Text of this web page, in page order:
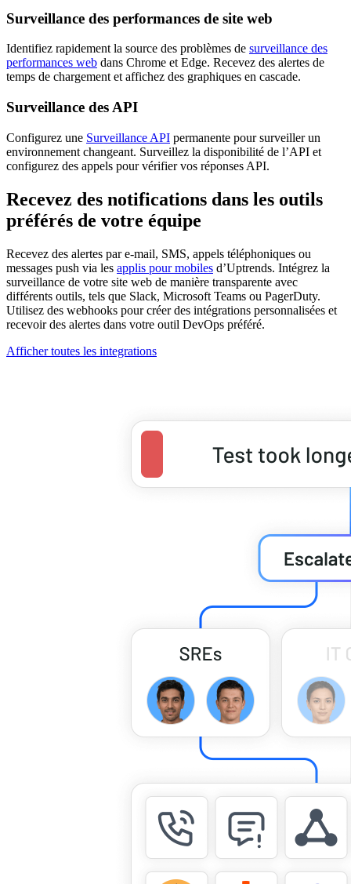
Surveillance des performances de site web
Identifiez rapidement la source des problèmes de surveillance des
performances web dans Chrome et Edge. Recevez des alertes de
temps de chargement et affichez des graphiques en cascade.
Surveillance des API
Configurez une Surveillance API permanente pour surveiller un
environnement changeant. Surveillez la disponibilité de l’API et
configurez des appels pour vérifier vos réponses API.
Recevez des notifications dans les outils
préférés de votre équipe
Recevez des alertes par e-mail, SMS, appels téléphoniques ou
messages push via les applis pour mobiles d’Uptrends. Intégrez la
surveillance de votre site web de manière transparente avec
différents outils, tels que Slack, Microsoft Teams ou PagerDuty.
Utilisez des webhooks pour créer des intégrations personnalisées et
recevoir des alertes dans votre outil DevOps préféré.
Afficher toutes les integrations